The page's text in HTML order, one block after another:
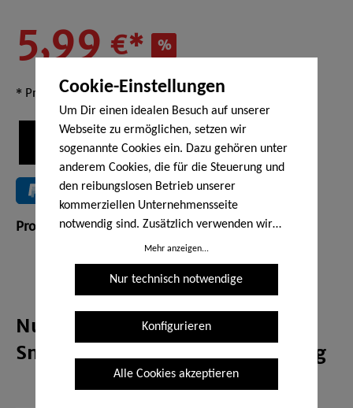
5,99 €* %
* Preise inkl. MwSt. zzgl. Versandkosten
In den Warenkorb
Produktnummer:SW10095.6
Nuss-Geschenke - Edel-Nuss-
Snacks in schwarzer Verpackung
Cookie-Einstellungen
Um Dir einen idealen Besuch auf unserer
Webseite zu ermöglichen, setzen wir
sogenannte Cookies ein. Dazu gehören unter
anderem Cookies, die für die Steuerung und
den reibungslosen Betrieb unserer
kommerziellen Unternehmensseite
notwendig sind. Zusätzlich verwenden wir
Cookies zur anonymen Erhebung von
Statistiken sowie solche, die zur Ausspielung
und Anzeige personalisierter Inhalte auch
eingesetzt werden können. Durch unsere
entscheiden, ob und welche Cookies Du
zulassen möchtest. Bitte beachte, dass
Mehr anzeigen...
Nur technisch notwendige
Konfigurieren
Alle Cookies akzeptieren